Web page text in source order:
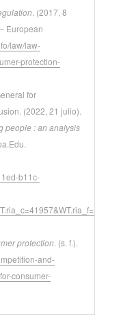
. (2017, 8
European
law/law-
protection-
for
(2022, 21 julio).
people : an analysis
b11c-
protection . (s. f.).
and-
consumer-